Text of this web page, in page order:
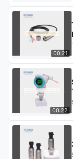
00:21
00:22